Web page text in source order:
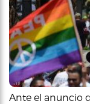
Ante el anuncio